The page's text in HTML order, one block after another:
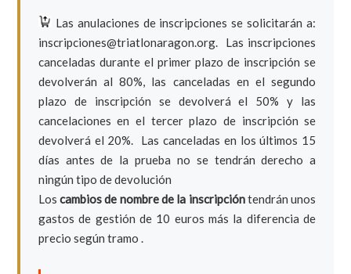
Las anulaciones de inscripciones se solicitarán a:
inscripciones@triatlonaragon.org. Las inscripciones
canceladas durante el primer plazo de inscripción se
devolverán al 80%, las canceladas en el segundo
plazo de inscripción se devolverá el 50% y las
cancelaciones en el tercer plazo de inscripción se
devolverá el 20%. Las canceladas en los últimos 15
días antes de la prueba no se tendrán derecho a
ningún tipo de devolución
Loscambios de nombre de la inscripcióntendrán unos
gastos de gestión de 10 euros más la diferencia de
precio según tramo .